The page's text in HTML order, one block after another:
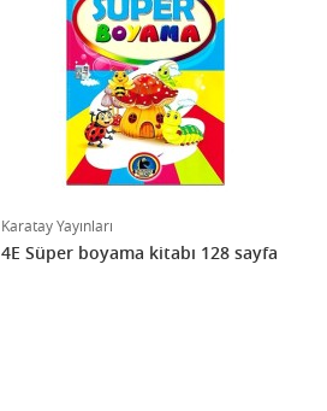
Karatay Yayınları
4E Süper boyama kitabı 128 sayfa